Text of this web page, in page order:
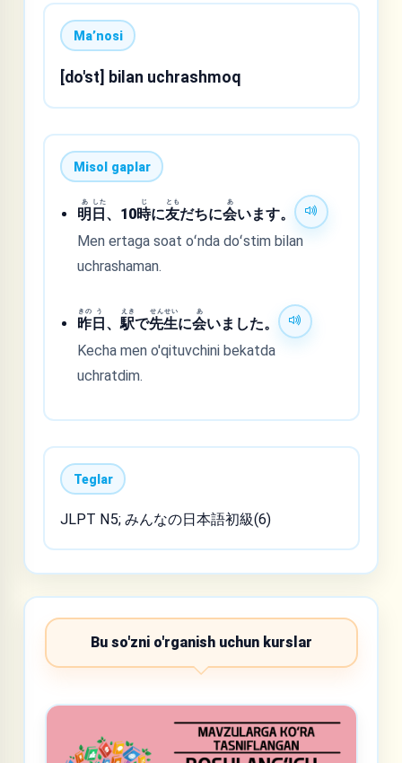
Maʼnosi
[do'st] bilan uchrashmoq
Misol gaplar
明
あ
日
した
、10時
じ
に友
とも
だちに会
あ
います。
Men ertaga soat oʻnda doʻstim bilan
uchrashaman.
昨
きの
日
う
、駅
えき
で先
せん
生
せい
に会
あ
いました。
Kecha men o'qituvchini bekatda
uchratdim.
Teglar
JLPT N5; みんなの日本語初級(6)
Bu so'zni o'rganish uchun kurslar